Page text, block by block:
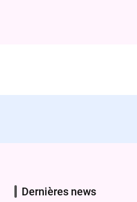
Dernières news